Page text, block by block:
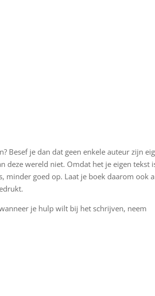
Besef je dan dat geen enkele auteur zijn
deze wereld niet. Omdat het je eigen tekst
minder goed op. Laat je boek daarom ook
je hulp wilt bij het schrijven, neem